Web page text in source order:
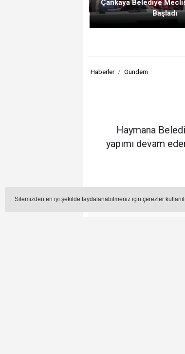
Sitemizden en iyi şekilde faydalanabilmeniz için çerezler
Çankaya Belediye
Başladı
Haberler Gündem
Haymana
yapımı devam